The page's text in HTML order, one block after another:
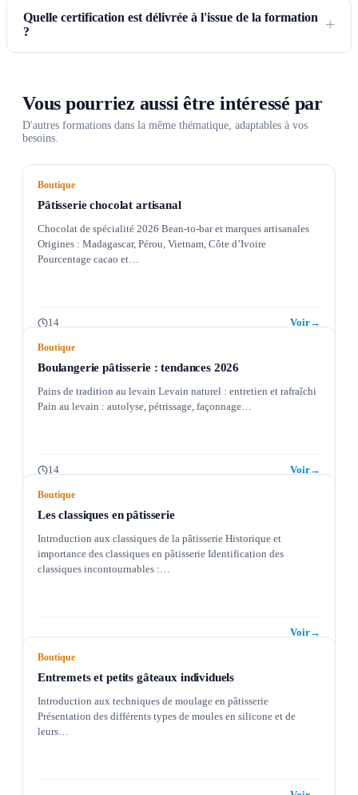
Quelle certification est délivrée à l'issue de la formation
?
Vous pourriez aussi être intéressé par
D'autres formations dans la même thématique, adaptables à vos
besoins.
Boutique
Pâtisserie chocolat artisanal
Chocolat de spécialité 2026 Bean-to-bar et marques artisanales
Origines : Madagascar, Pérou, Vietnam, Côte d’Ivoire
Pourcentage cacao et…
14 Voir→
Boutique
Boulangerie pâtisserie : tendances 2026
Pains de tradition au levain Levain naturel : entretien et rafraîchi
Pain au levain : autolyse, pétrissage, façonnage…
14 Voir→
Boutique
Les classiques en pâtisserie
Introduction aux classiques de la pâtisserie Historique et
importance des classiques en pâtisserie Identification des
classiques incontournables :…
Voir→
Boutique
Entremets et petits gâteaux individuels
Introduction aux techniques de moulage en pâtisserie
Présentation des différents types de moules en silicone et de
leurs…